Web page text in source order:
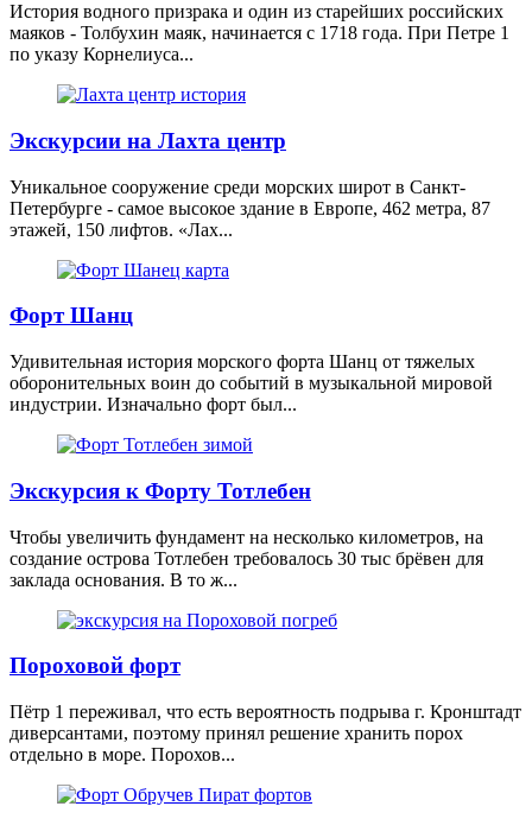
История водного призрака и один из старейших российских
маяков - Толбухин маяк, начинается с 1718 года. При Петре 1
по указу Корнелиуса...
Экскурсии на Лахта центр
Уникальное сооружение среди морских широт в Санкт-
Петербурге - самое высокое здание в Европе, 462 метра, 87
этажей, 150 лифтов. «Лах...
Форт Шанц
Удивительная история морского форта Шанц от тяжелых
оборонительных воин до событий в музыкальной мировой
индустрии. Изначально форт был...
Экскурсия к Форту Тотлебен
Чтобы увеличить фундамент на несколько километров, на
создание острова Тотлебен требовалось 30 тыс брёвен для
заклада основания. В то ж...
Пороховой форт
Пётр 1 переживал, что есть вероятность подрыва г. Кронштадт
диверсантами, поэтому принял решение хранить порох
отдельно в море. Порохов...